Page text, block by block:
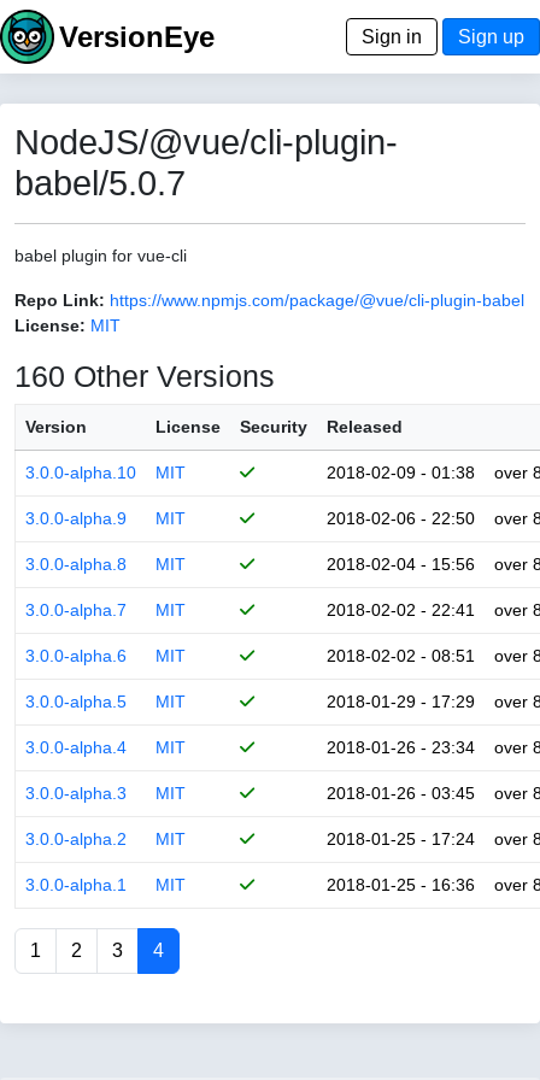
VersionEye Sign in Sign up
NodeJS/@vue/cli-plugin-
babel/5.0.7
babel plugin for vue-cli
Repo Link: https://www.npmjs.com/package/@vue/cli-plugin-babel
License: MIT
160 Other Versions
Version License Security Released
3.0.0-alpha.10 MIT 2018-02-09 - 01:38 over
3.0.0-alpha.9 MIT 2018-02-06 - 22:50 over
3.0.0-alpha.8 MIT 2018-02-04 - 15:56 over
3.0.0-alpha.7 MIT 2018-02-02 - 22:41 over
3.0.0-alpha.6 MIT 2018-02-02 - 08:51 over
3.0.0-alpha.5 MIT 2018-01-29 - 17:29 over
3.0.0-alpha.4 MIT 2018-01-26 - 23:34 over
3.0.0-alpha.3 MIT 2018-01-26 - 03:45 over
3.0.0-alpha.2 MIT 2018-01-25 - 17:24 over
3.0.0-alpha.1 MIT 2018-01-25 - 16:36 over
1 2 3 4